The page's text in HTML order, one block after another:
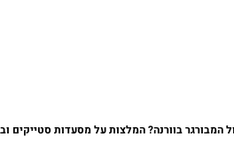
המבורגר בוורנה? המלצות על מסעדות סטייקים